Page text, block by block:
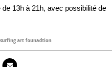
13h à 21h, avec possibilité de
surfing art founadtion